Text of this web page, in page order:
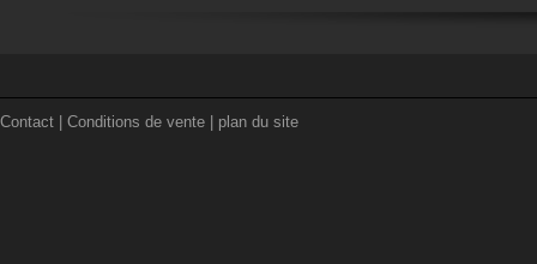
Contact Conditions de vente plan du site